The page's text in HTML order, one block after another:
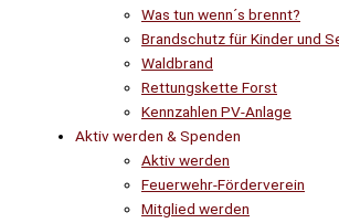
Was tun wenn´s brennt?
Brandschutz für Kinder und
Waldbrand
Rettungskette Forst
Kennzahlen PV-Anlage
Aktiv werden & Spenden
Aktiv werden
Feuerwehr-Förderverein
Mitglied werden